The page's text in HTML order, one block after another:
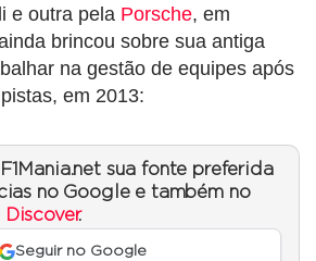
e outra pela Porsche, em
brincou sobre sua antiga
na gestão de equipes após
em 2013:
sua fonte preferida
no Google e também no
.
Seguir no Google